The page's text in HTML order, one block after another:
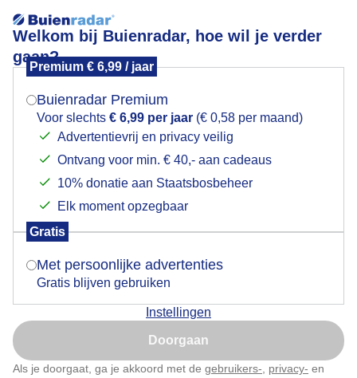
Welkom bij Buienradar, hoe wil je verder
gaan?
Premium € 6,99 / jaar
Buienradar Premium
Voor slechts € 6,99 per jaar (€ 0,58 per maand)
Advertentievrij en privacy veilig
Ontvang voor min. € 40,- aan cadeaus
10% donatie aan Staatsbosbeheer
Elk moment opzegbaar
Gratis
Met persoonlijke advertenties
Gratis blijven gebruiken
Instellingen
Doorgaan
Als je doorgaat, ga je akkoord met de gebruikers- privacy- en
Zonnig met een stevige wind
Door: Jolanda Pelkmans Gemaakt: 10-05-2026, 57x bekeken
Mogen we je locatie gebruiken voor het
Indien je hier nog geen akkoord op hebt gegeven,
verschijnt er zo een pop-up uit je browser waarin
Is goed, toon de popup
Nu niet, misschien later
Klik hierom dit aan te passen